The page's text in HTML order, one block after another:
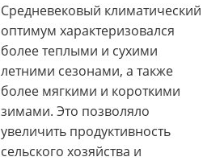
Средневековый климатический
оптимум характеризовался
более теплыми и сухими
летними сезонами, а также
более мягкими и короткими
зимами. Это позволяло
увеличить продуктивность
сельского хозяйства и